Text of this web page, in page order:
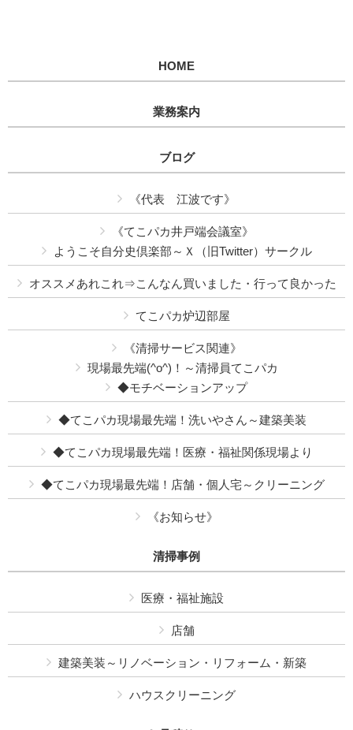
HOME
業務案内
ブログ
《代表 江波です》
《てこパカ井戸端会議室》
ようこそ自分史倶楽部～Ｘ（旧Twitter）サークル
オススメあれこれ⇒こんなん買いました・行って良かった
てこパカ炉辺部屋
《清掃サービス関連》
現場最先端(^o^)！～清掃員てこパカ
◆モチベーションアップ
◆てこパカ現場最先端！洗いやさん～建築美装
◆てこパカ現場最先端！医療・福祉関係現場より
◆てこパカ現場最先端！店舗・個人宅～クリーニング
《お知らせ》
清掃事例
医療・福祉施設
店舗
建築美装～リノベーション・リフォーム・新築
ハウスクリーニング